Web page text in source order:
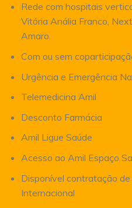
Rede com hospitais
Vitória Anália Franco,
Amaro.
Com ou sem
Urgência e Emergência
Telemedicina Amil
Desconto Farmácia
Amil Ligue Saúde
Acesso ao Amil Espaço
Disponível contratação
Internacional